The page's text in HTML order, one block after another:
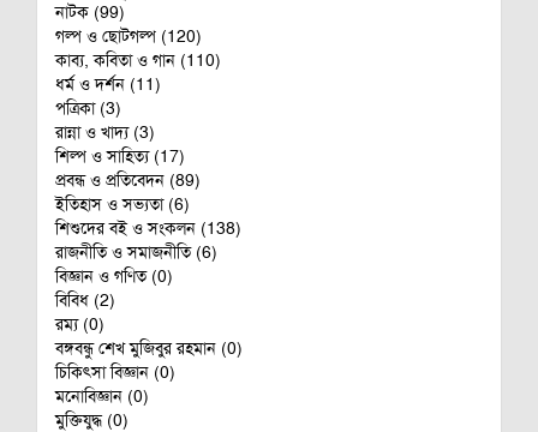
নাটক (99)
গল্প ও ছোটগল্প (120)
কাব্য, কবিতা ও গান (110)
ধর্ম ও দর্শন (11)
পত্রিকা (3)
রান্না ও খাদ্য (3)
শিল্প ও সাহিত্য (17)
প্রবন্ধ ও প্রতিবেদন (89)
ইতিহাস ও সভ্যতা (6)
শিশুদের বই ও সংকলন (138)
রাজনীতি ও সমাজনীতি (6)
বিজ্ঞান ও গণিত (0)
বিবিধ (2)
রম‌্য (0)
বঙ্গবন্ধু শেখ মুজিবুর রহমান (0)
চিকিৎসা বিজ্ঞান (0)
মনোবিজ্ঞান (0)
মুক্তিযুদ্ধ (0)